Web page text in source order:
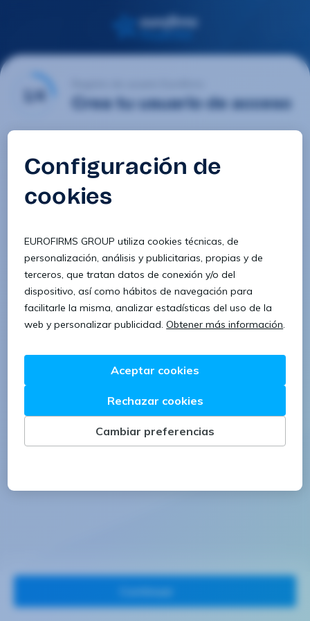
1/4 Crea tu usuario de acceso
Contraseña
Confirmar contraseña
8 caracteres 1 letra minúscula
1 letra mayúscula 1 número